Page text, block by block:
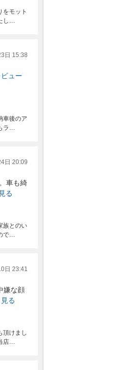
をモット
し…
日 15:38
ビュー
車後のア
ラ…
日 20:09
車も綺
る
族とのい
で…
日 23:41
嫌な顔
る
頂けまし
店…